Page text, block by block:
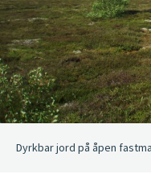
Dyrkbar jord på åpen